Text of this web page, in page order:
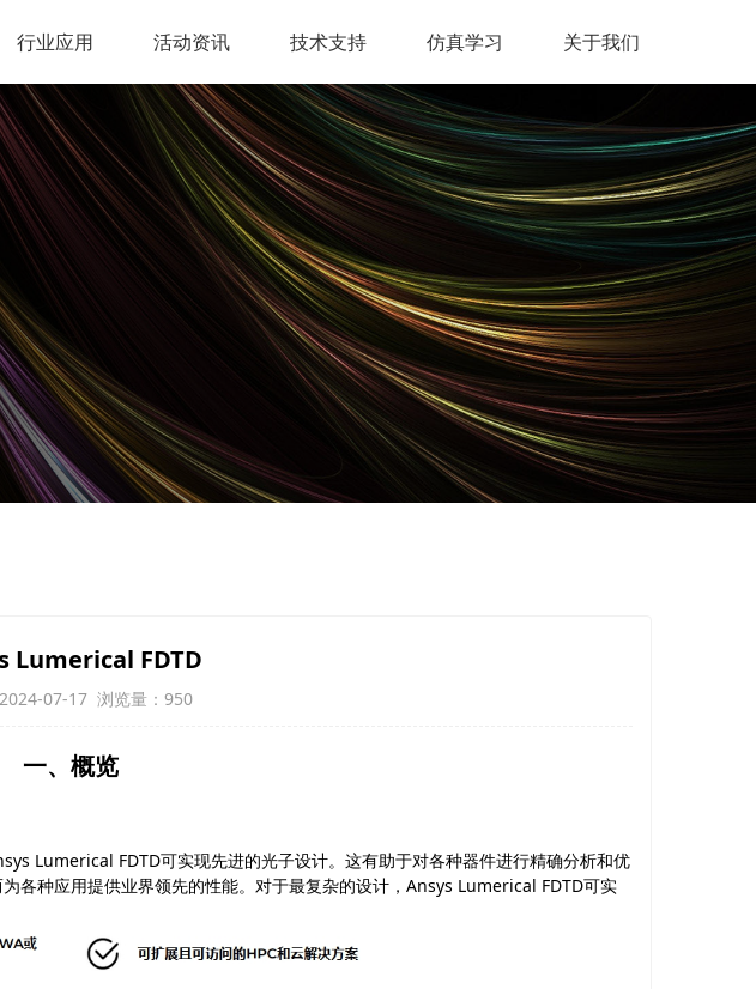
行业应用 活动资讯 技术支持 仿真学习 关于我们
Lumerical FDTD
07-17 浏览量：950
一、概览
Lumerical FDTD可实现先进的光子设计。这有助于对各种器件进行精确分析和优
各种应用提供业界领先的性能。对于最复杂的设计， Ansys Lumerical FDTD可实